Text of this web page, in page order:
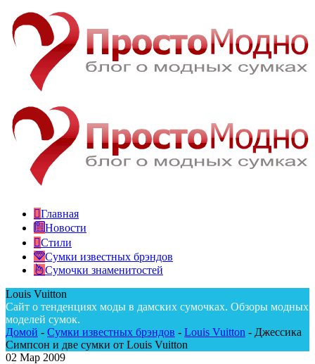
Главная
Новости
Стили
Сумки известных брэндов
Сумочки знаменитостей
Louis Vuitton
Сайт о тенденциях моды в дамских сумочках. Обзоры модных
моделей сумок.
Домой - Сумки известных брэндов - Louis Vuitton - Джессика
Симпсон и две сумки от Louis Vuitton
02 Мар 2009